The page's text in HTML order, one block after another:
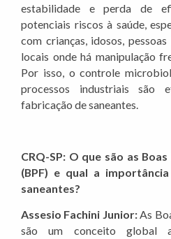
estabilidade e perda de
potenciais riscos à saúde,
com crianças, idosos,
locais onde há manipulação
Por isso, o controle
processos industriais são
fabricação de saneantes.
CRQ-SP: O que são as
(BPF) e qual a
saneantes?
Assesio Fachini Junior:As
são um conceito global